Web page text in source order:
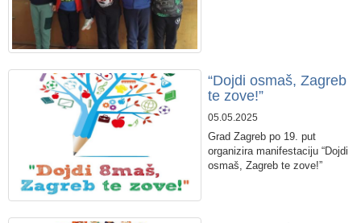
“Dojdi osmaš, Zagreb
te zove!”
05.05.2025
Grad Zagreb po 19. put
organizira manifestaciju “Dojdi
osmaš, Zagreb te zove!”